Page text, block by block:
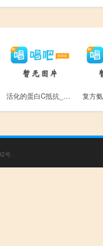
活化的蛋白C抵抗_Huo Hua De Dan Bai C Di Kang
号